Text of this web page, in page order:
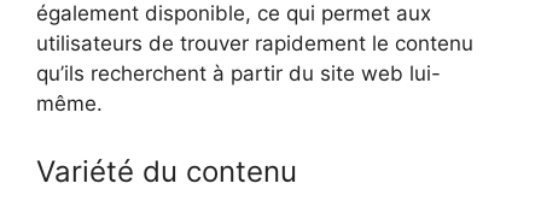
également disponible, ce qui permet aux
utilisateurs de trouver rapidement le contenu
qu’ils recherchent à partir du site web lui-
même.
Variété du contenu